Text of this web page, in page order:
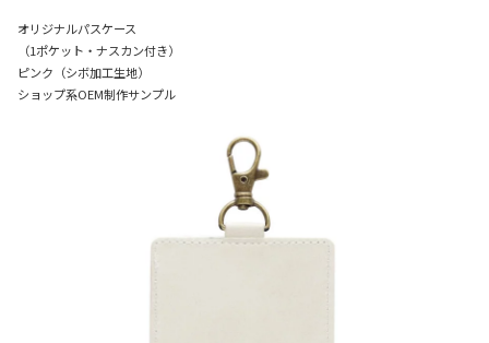
オリジナルパスケース
（1ポケット・ナスカン付き）
ピンク（シボ加工生地）
ショップ系OEM制作サンプル